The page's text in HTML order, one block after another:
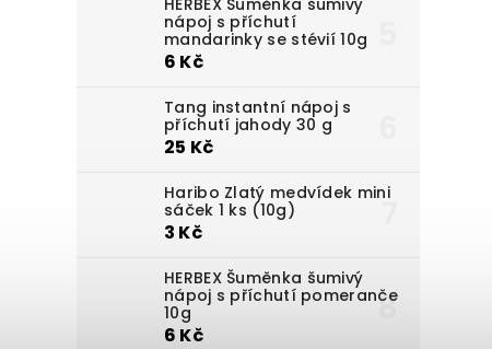
nápoj s příchutí
mandarinky se stévií 10g
6 Kč
Tang instantní nápoj s
příchutí jahody 30 g
25 Kč
Haribo Zlatý medvídek mini
sáček 1 ks (10g)
3 Kč
HERBEX Šuměnka šumivý
nápoj s příchutí pomeranče
10g
6 Kč